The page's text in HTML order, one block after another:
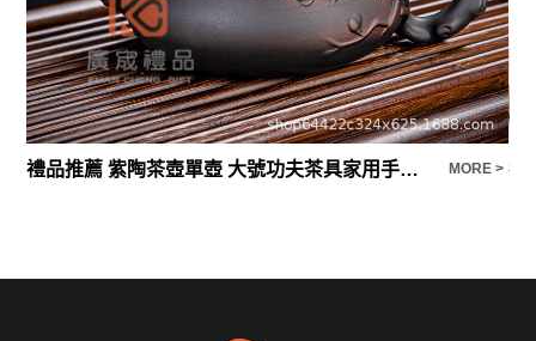
禮品推薦 紫陶茶壺單壺 大號功夫茶具家用手工紫砂壺西施壺陶瓷 MORE > 禮